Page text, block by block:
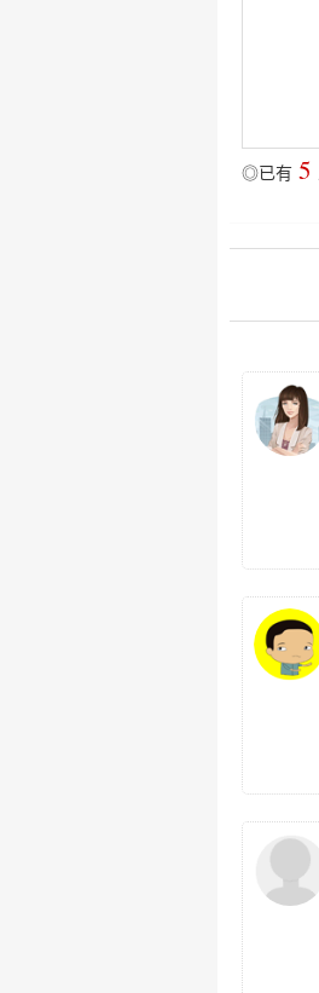
◎已有 5